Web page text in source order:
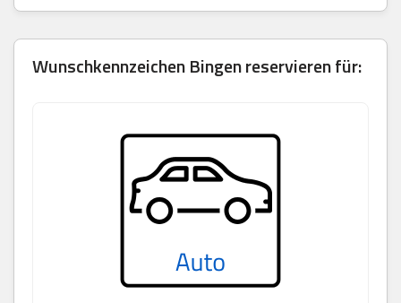
Wunschkennzeichen Bingen reservieren für: